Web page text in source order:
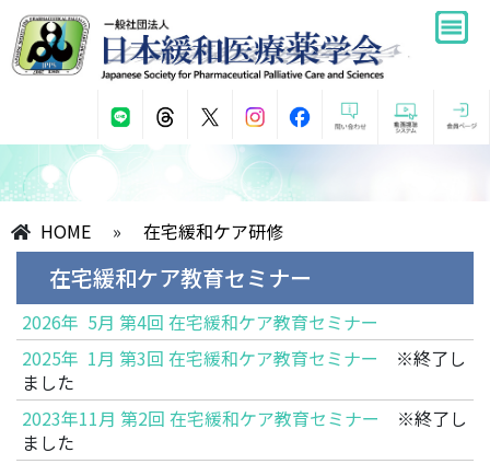
HOME » 在宅緩和ケア研修
在宅緩和ケア教育セミナー
2026年 5月 第4回 在宅緩和ケア教育セミナー
2025年 1月 第3回 在宅緩和ケア教育セミナー ※終了し
ました
2023年11月 第2回 在宅緩和ケア教育セミナー ※終了し
ました